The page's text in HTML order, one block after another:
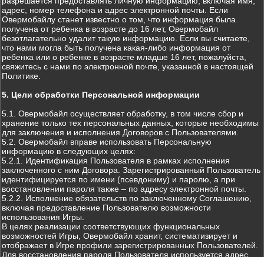
адрес, номер телефона и адрес электронной почты. Если
Овермобайлу станет известно о том, что информация была
получена от ребенка в возрасте до 16 лет, Овермобайл
безотлагательно удалит такую информацию. Если вы считаете,
что нами могла быть получена какая-либо информация от
ребенка или о ребенке в возрасте младше 16 лет, пожалуйста,
свяжитесь с нами по электронной почте, указанной в настоящей
Политике.
5. Цели обработки Персональной информации
5.1. Овермобайл осуществляет обработку, в том числе сбор и
хранение только тех персональных данных, которые необходимы
для заключения и исполнения Договоров с Пользователями.
5.2. Овермобайл вправе использовать Персональную
информацию в следующих целях:
5.2.1. Идентификация Пользователя в рамках исполнения
заключенного с ним Договора. Зарегистрированный Пользователь
идентифицируется по имени (псевдониму) и паролю, а при
восстановлении пароля также – по адресу электронной почты.
5.2.2. Исполнение обязательств по заключенному Соглашению,
включая предоставление Пользователю возможности
использования Игры.
В целях реализации соответствующих функциональных
возможностей Игры, Овермобайл хранит, систематизирует и
отображает в Игре профили зарегистрированных Пользователей.
Для восстановления пароля Пользователя используется адрес